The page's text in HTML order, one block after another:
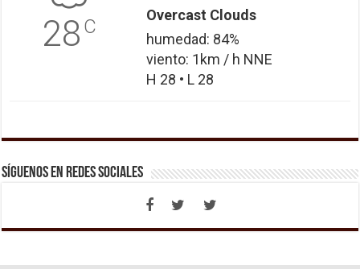
28 C
Overcast Clouds
humedad: 84%
viento: 1km / h NNE
H 28 • L 28
Síguenos en Redes Sociales